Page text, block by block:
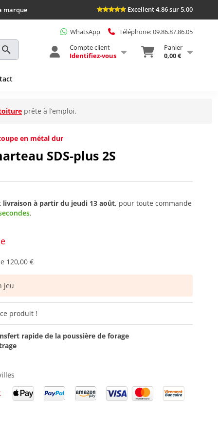
marque Excellent 4.86 sur 5.00
WhatsApp
Téléphone: 09.86.87.86.05
Compte client
Identifiez-vous
Panier
0,00 €
prête à l’emploi.
en métal dur
SDS-plus 2S
livraison à partir du jeudi 13 août, pour toute commande
.
120,00 €
jeu
produit !
rapide de la poussière de forage